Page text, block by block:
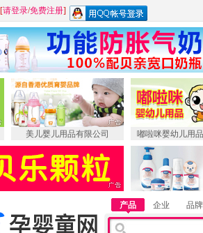
[请登录/免费注册]
美儿婴儿用品有限公司 嘟啦咪婴幼儿用
产品 企业 品牌